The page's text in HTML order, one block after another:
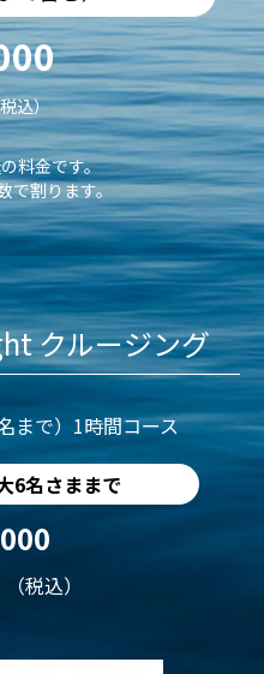
込）
料金です。
で割ります。
クルージング
まで）1時間コース
6名さままで
税込）